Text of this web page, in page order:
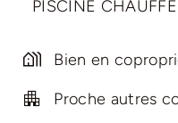
PISCINE
Bien en
Proche autres